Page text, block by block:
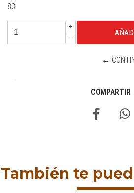
83
+
-
←
COMPARTIR
También te